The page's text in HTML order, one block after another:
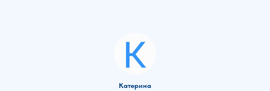
Катерина